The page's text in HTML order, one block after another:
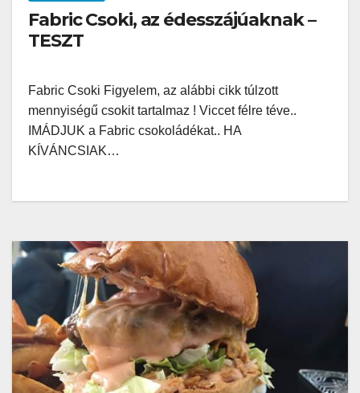
Fabric Csoki, az édesszájúaknak –
TESZT
Fabric Csoki Figyelem, az alábbi cikk túlzott
mennyiségű csokit tartalmaz ! Viccet félre téve..
IMÁDJUK a Fabric csokoládékat.. HA
KÍVÁNCSIAK…